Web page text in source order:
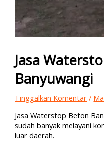
Jasa
Banyuwangi
Tinggalkan Komentar /
Jasa Waterstop Beton
sudah banyak melayani
luar daerah.